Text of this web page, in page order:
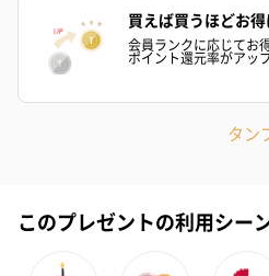
花束ハンドタオル（ピ
ンク）（1,760円）
花束ハン
ルー）（
買えば買うほどお得
会員ランクに応じてお
ポイント還元率がアッ
タン
このプレゼントの利用シー